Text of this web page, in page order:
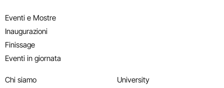
Eventi e Mostre
Inaugurazioni
Finissage
Eventi in giornata
Chi siamo
University